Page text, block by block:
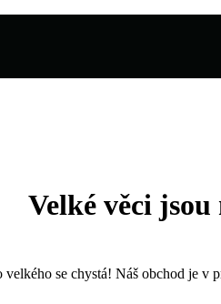
Velké věci
velkého se chystá! Náš obchod je v